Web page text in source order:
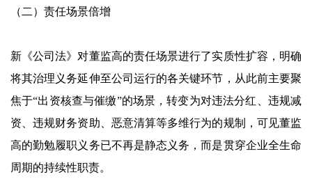
（二）责任场景倍增
新《公司法》对董监高的责任场景进行了实质性扩容，明确
将其治理义务延伸至公司运行的各关键环节，从此前主要聚
焦于“出资核查与催缴”的场景，转变为对违法分红、违规减
资、违规财务资助、恶意清算等多维行为的规制，可见董监
高的勤勉履职义务已不再是静态义务，而是贯穿企业全生命
周期的持续性职责。